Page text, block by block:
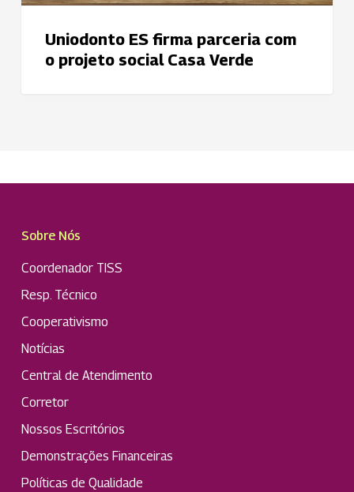
Uniodonto ES firma parceria com
o projeto social Casa Verde
Sobre Nós
Coordenador TISS
Resp. Técnico
Cooperativismo
Notícias
Central de Atendimento
Corretor
Nossos Escritórios
Demonstrações Financeiras
Políticas de Qualidade